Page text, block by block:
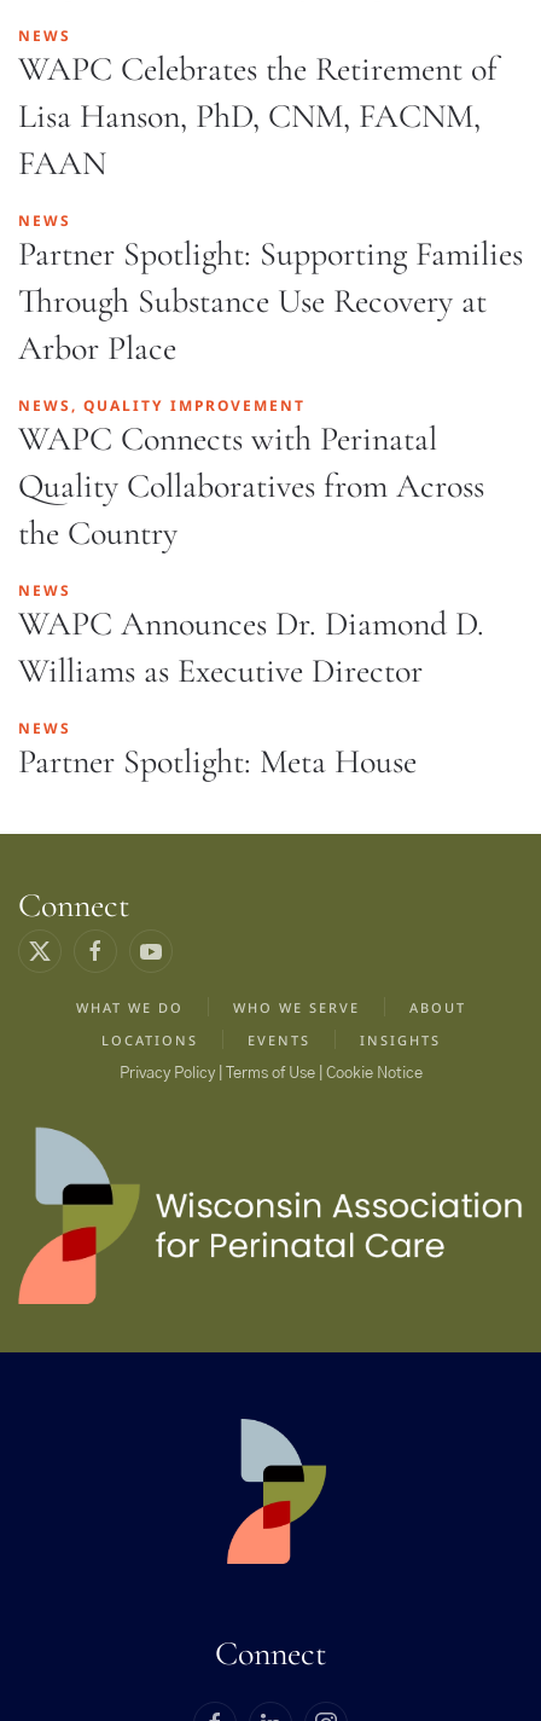
NEWS
WAPC Celebrates the Retirement of
Lisa Hanson, PhD, CNM, FACNM,
FAAN
NEWS
Partner Spotlight: Supporting Families
Through Substance Use Recovery at
Arbor Place
NEWS, QUALITY IMPROVEMENT
WAPC Connects with Perinatal
Quality Collaboratives from Across
the Country
NEWS
WAPC Announces Dr. Diamond D.
Williams as Executive Director
NEWS
Partner Spotlight: Meta House
Connect
WHAT WE DO WHO WE SERVE
ABOUT
LOCATIONS
EVENTS INSIGHTS
Privacy Policy | Terms of Use | Cookie Notice
Connect